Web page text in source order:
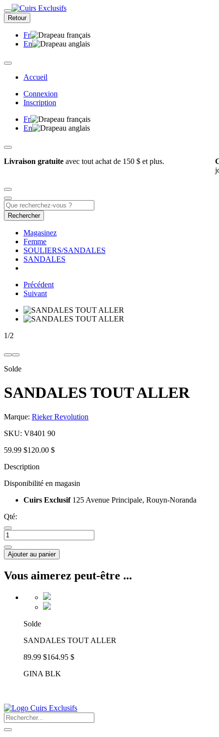
Retour
Fr
En
Accueil
Connexion
Inscription
Fr
En
Livraison gratuite avec tout achat de 150 $ et plus.
Rechercher
Magasinez
Femme
SOULIERS/SANDALES
SANDALES
Précédent
Suivant
1/2
Solde
SANDALES TOUT ALLER
Marque: Rieker Revolution
SKU: V8401 90
59.99 $120.00 $
Description
Disponibilité en magasin
Cuirs Exclusif 125 Avenue Principale, Rouyn-Noranda
Qté:
Ajouter au panier
Vous aimerez peut-être ...
Solde
SANDALES TOUT ALLER
89.99 $164.95 $
GINA BLK